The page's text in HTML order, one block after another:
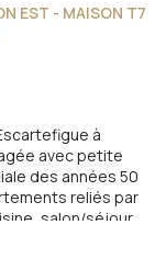
EST - MAISON T7
à
avec petite
des années 50
reliés par
salon/séjour